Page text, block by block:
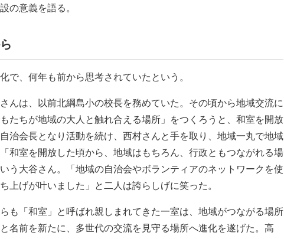
の意義を語る。
で、何年も前から思考されていたという。
んは、以前北綱島小の校長を務めていた。その頃から地域交流に
たちが地域の大人と触れ合える場所」をつくろうと、和室を開放
治会長となり活動を続け、西村さんと手を取り、地域一丸で地域
和室を開放した頃から、地域はもちろん、行政ともつながれる場
う大谷さん。「地域の自治会やボランティアのネットワークを使
上げが叶いました」と二人は誇らしげに笑った。
も「和室」と呼ばれ親しまれてきた一室は、地域がつながる場所
名前を新たに、多世代の交流を見守る場所へ進化を遂げた。高